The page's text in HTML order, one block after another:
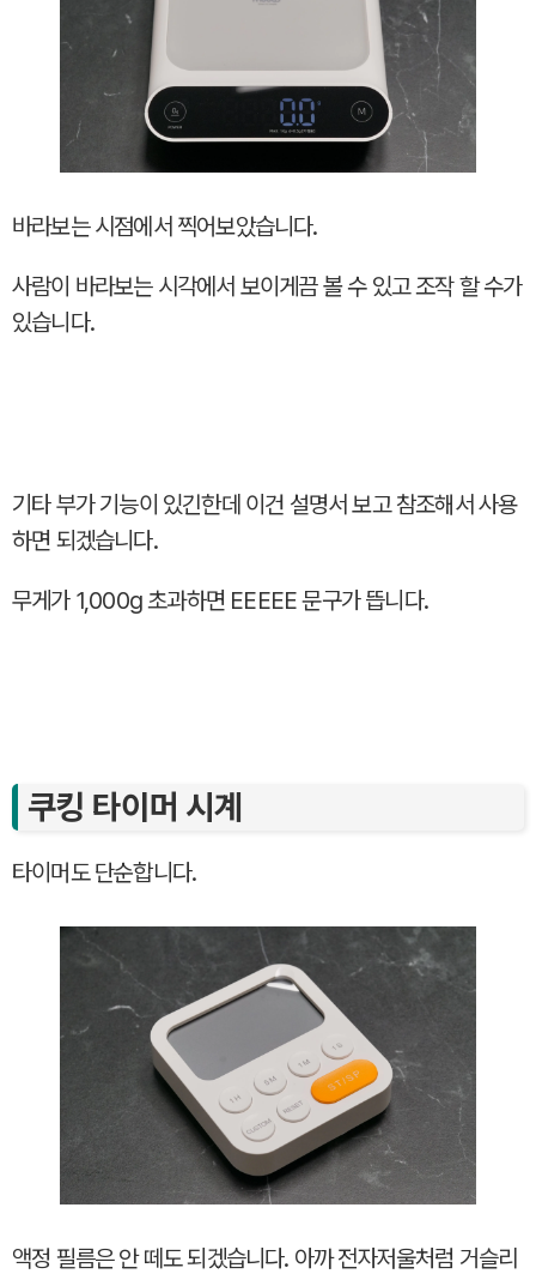
바라보는 시점에서 찍어보았습니다.
사람이 바라보는 시각에서 보이게끔 볼 수 있고 조작 할 수가
있습니다.
기타 부가 기능이 있긴한데 이건 설명서 보고 참조해서 사용
하면 되겠습니다.
무게가 1,000g 초과하면 EEEEE 문구가 뜹니다.
쿠킹 타이머 시계
타이머도 단순합니다.
액정 필름은 안 떼도 되겠습니다. 아까 전자저울처럼 거슬리